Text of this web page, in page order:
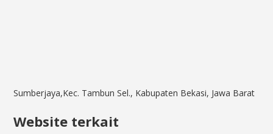
Sumberjaya,Kec. Tambun Sel., Kabupaten Bekasi, Jawa Barat
Website terkait